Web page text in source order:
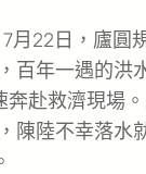
22日，廬圓
百年一遇的洪
赴救濟現場
陳陸不幸落水